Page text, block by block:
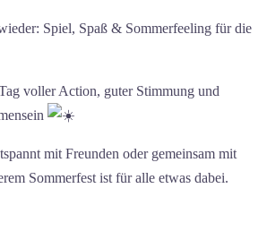
Spiel, Spaß & Sommerfeeling für die
voller Action, guter Stimmung und
mit Freunden oder gemeinsam mit
Sommerfest ist für alle etwas dabei.